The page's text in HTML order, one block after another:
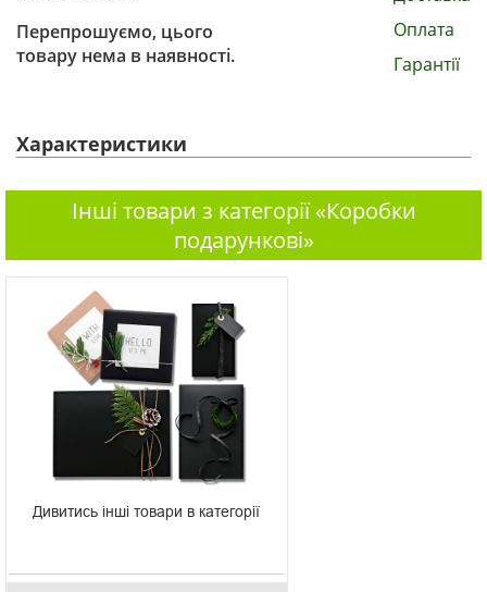
Перепрошуємо, цього
товару нема в наявності.
Оплата
Гарантії
Характеристики
Інші товари з категорії «Коробки
подарункові»
Дивитись інші товари в категорії